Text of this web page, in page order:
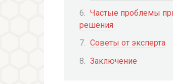
Частые проблемы
решения
Советы от эксперта
Заключение